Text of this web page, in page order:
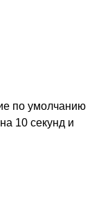
по умолчанию
10 секунд и